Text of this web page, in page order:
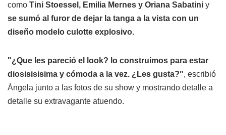
como Tini Stoessel, Emilia Mernes y Oriana Sabatini y
se sumó al furor de dejar la tanga a la vista con un
diseño modelo culotte explosivo.
"¿Que les pareció el look? lo construimos para estar
diosisisisima y cómoda a la vez. ¿Les gusta?", escribió
Ángela junto a las fotos de su show y mostrando detalle a
detalle su extravagante atuendo.